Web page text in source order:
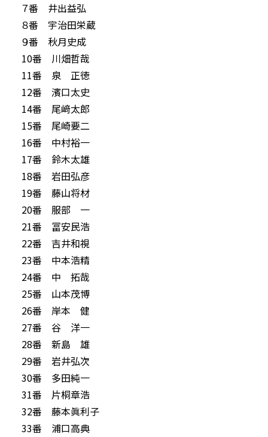
７番 井出益弘
８番 宇治田栄蔵
９番 秋月史成
10番 川畑哲哉
11番 泉 正徳
12番 濱口太史
14番 尾﨑太郎
15番 尾崎要二
16番 中村裕一
17番 鈴木太雄
18番 岩田弘彦
19番 藤山将材
20番 服部 一
21番 冨安民浩
22番 吉井和視
23番 中本浩精
24番 中 拓哉
25番 山本茂博
26番 岸本 健
27番 谷 洋一
28番 新島 雄
29番 岩井弘次
30番 多田純一
31番 片桐章浩
32番 藤本眞利子
33番 浦口高典